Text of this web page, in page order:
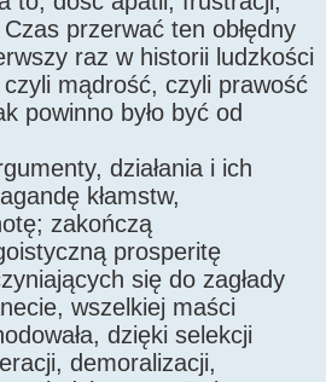
przerwać ten obłędny
raz w historii ludzkości
mądrość, czyli prawość
powinno było być od
działania i ich
kłamstw,
zakończą
prosperitę
się do zagłady
wszelkiej maści
dzięki selekcji
demoralizacji,